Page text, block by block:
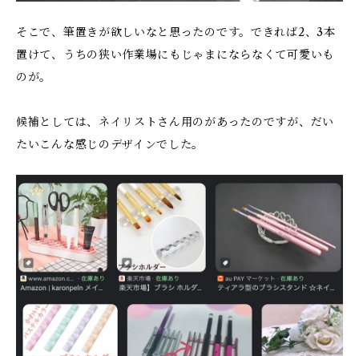
そこで、筆置きが欲しいなと思ったのです。できれば2、3本
置けて、うちの狭い作業場にもじゃまにならなくて可愛いも
のが。
候補としては、ネイリストさん用のがあったのですが、だい
たいこんな感じのデザインでした。